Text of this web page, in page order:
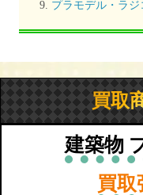
プラモデル・ラジ
買取
建築物
買取